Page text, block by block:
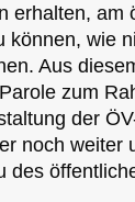
erhalten, am
können, wie
Aus
zum
der
noch weiter
des